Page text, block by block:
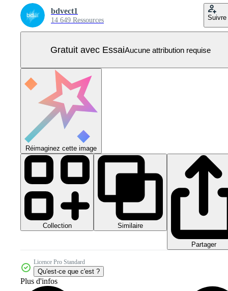
bdvect1
14 649 Ressources Suivre
Gratuit avec EssaiAucune attribution requise
Réimaginez cette image
Collection Similaire
Partager
Licence Pro Standard
Qu'est-ce que c'est ?
Plus d'infos